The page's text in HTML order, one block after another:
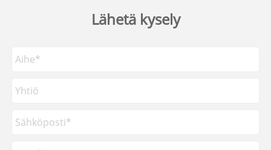
Lähetä kysely